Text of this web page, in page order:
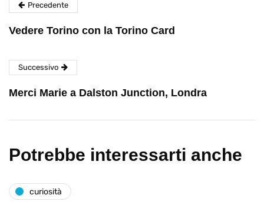
Precedente
Vedere Torino con la Torino Card
Successivo
Merci Marie a Dalston Junction, Londra
Potrebbe interessarti anche
curiosità